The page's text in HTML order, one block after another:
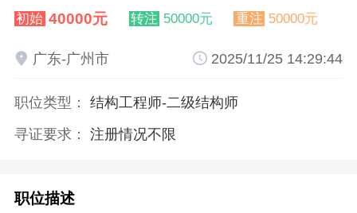
初始 40000元 转注 50000元 重注 50000元
 广东-广州市  2025/11/25 14:29:44
职位类型： 结构工程师-二级结构师
寻证要求： 注册情况不限
职位描述